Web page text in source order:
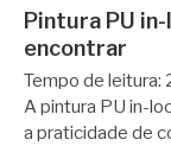
Pintura PU
encontrar
Tempo de leitura:
A pintura PU in-
a praticidade de